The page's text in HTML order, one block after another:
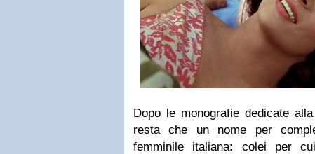
Dopo le monografie dedicate alla
resta che un nome per
femminile italiana: colei per